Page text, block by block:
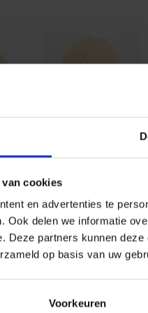
cookies
en advertenties te
Ook delen we informatie
Deze partners kunnen
op basis van uw
Voorkeuren
frischen Ei-
und Spurenelemente.